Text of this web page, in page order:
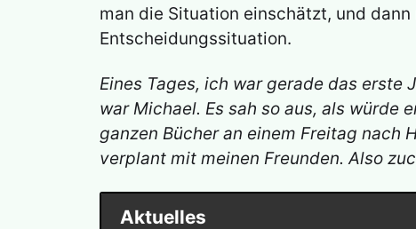
man die Situation einschätzt, und
Entscheidungssituation.
Eines Tages, ich war gerade das erste
war Michael. Es sah so aus, als würde
ganzen Bücher an einem Freitag nach
verplant mit meinen Freunden. Also
Aktuelles